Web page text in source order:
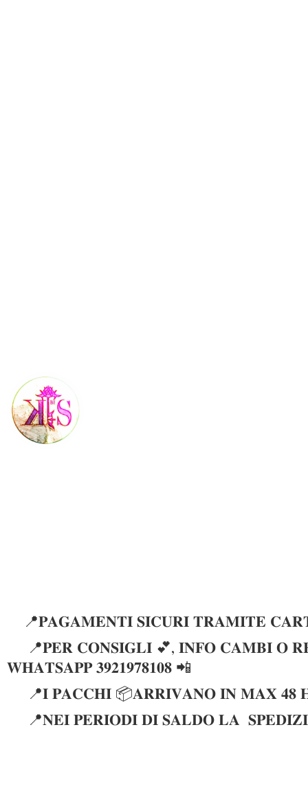
📍𝐏𝐀𝐆𝐀𝐌𝐄𝐍𝐓𝐈 𝐒𝐈𝐂𝐔𝐑𝐈 𝐓𝐑𝐀𝐌𝐈𝐓𝐄
📍𝐏𝐄𝐑 𝐂𝐎𝐍𝐒𝐈𝐆𝐋𝐈 💕, 𝐈𝐍𝐅𝐎 𝐂𝐀𝐌𝐁𝐈 𝐎
𝐖𝐇𝐀𝐓𝐒𝐀𝐏𝐏 𝟑𝟗𝟐𝟏𝟗𝟕𝟖𝟏𝟎𝟖 📲
📍𝐈 𝐏𝐀𝐂𝐂𝐇𝐈 📦𝐀𝐑𝐑𝐈𝐕𝐀𝐍𝐎 𝐈𝐍 𝐌𝐀𝐗 𝟒𝟖
📍𝐍𝐄𝐈 𝐏𝐄𝐑𝐈𝐎𝐃𝐈 𝐃𝐈 𝐒𝐀𝐋𝐃𝐎 𝐋𝐀